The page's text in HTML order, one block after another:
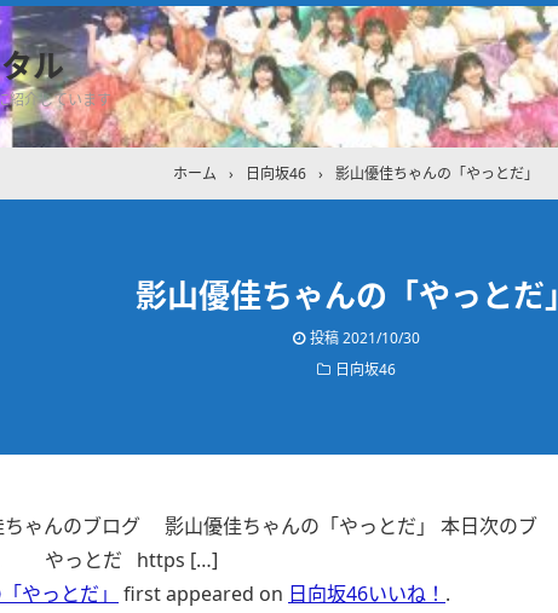
ル
紹介しています
ホーム › 日向坂46 › 影山優佳ちゃんの「やっとだ」
影山優佳ちゃんの「やっとだ」
投稿2021/10/30
日向坂46
ゃんのブログ 影山優佳ちゃんの「やっとだ」 本日次のブ
。 やっとだ https […]
やっとだ」 first appeared on 日向坂46いいね！ .